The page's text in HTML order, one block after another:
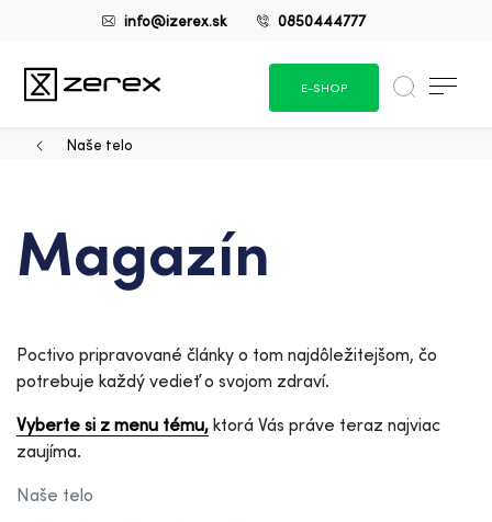
info@izerex.sk 0850444777
E-SHOP
Naše telo
Magazín
Poctivo pripravované články o tom najdôležitejšom, čo
potrebuje každý vedieť o svojom zdraví.
Vyberte si z menu tému, ktorá Vás práve teraz najviac
zaujíma.
Naše telo